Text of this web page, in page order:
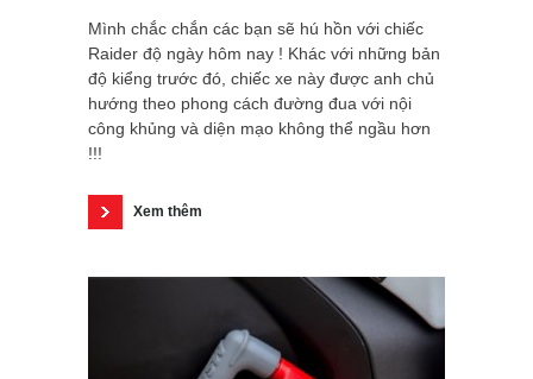
Mình chắc chắn các bạn sẽ hú hồn với chiếc
Raider độ ngày hôm nay ! Khác với những bản
độ kiểng trước đó, chiếc xe này được anh chủ
hướng theo phong cách đường đua với nội
công khủng và diện mạo không thể ngầu hơn
!!!
Xem thêm